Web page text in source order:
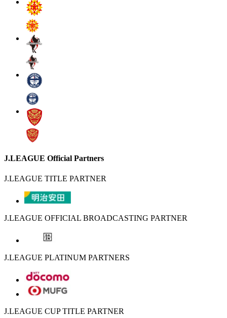
J.LEAGUE Official Partners
J.LEAGUE TITLE PARTNER
J.LEAGUE OFFICIAL BROADCASTING PARTNER
J.LEAGUE PLATINUM PARTNERS
J.LEAGUE CUP TITLE PARTNER